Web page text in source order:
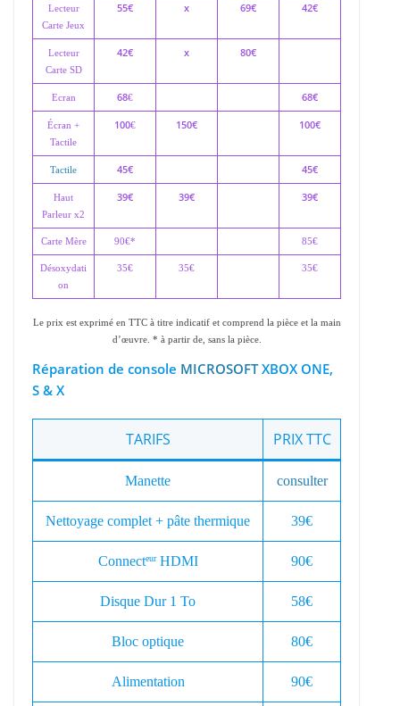
Lecteur
Carte Jeux
55€ x 69€ 42€
Lecteur
Carte SD
42€ x 80€
Ecran 68€ 68€
Écran +
Tactile
100€ 150€ 100€
Tactile 45€ 45€
Haut
Parleur x2
39€ 39€ 39€
Carte Mère 90€* 85€
Désoxydati
on
35€ 35€ 35€
Le prix est exprimé en TTC à titre indicatif et comprend la pièce et la main
d’œuvre. * à partir de, sans la pièce.
Réparation de console MICROSOFTXBOX ONE,
S & X
TARIFS PRIX TTC
Manette consulter
Nettoyage complet + pâte thermique 39€
ConnecteurHDMI 90€
Disque Dur 1 To 58€
Bloc optique 80€
Alimentation 90€